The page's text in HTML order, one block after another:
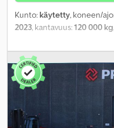
Kunto: käytetty, koneen/
2023, kantavuus:120 000 kg